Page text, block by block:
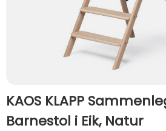
KAOS KLAPP
Barnestol i Eik, Natur